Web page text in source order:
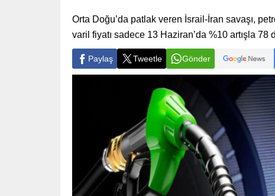
Orta Doğu’da patlak veren İsrail-İran savaşı,
varil fiyatı sadece 13 Haziran’da %10 artışla 78
Paylaş Tweetle Gönder